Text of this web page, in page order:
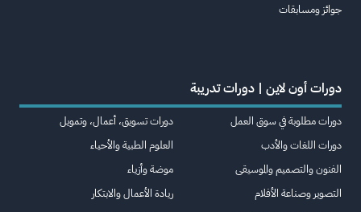
جوائز ومسابقات
دورات أون لاين | دورات تدريبة
دورات مطلوبة في سوق العمل
دورات اللغات والأدب
الفنون والتصميم والموسيقى
التصوير وصناعة الأفلام
دورات تسويق، أعمال، وتمويل
العلوم الطبية والأحياء
موضة وأزياء
ريادة الأعمال والابتكار